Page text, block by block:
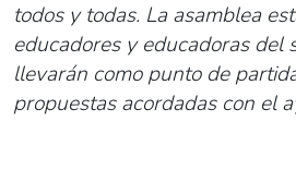
todos y todas. La asamblea
educadores y educadoras del
llevarán como punto de
propuestas acordadas con el